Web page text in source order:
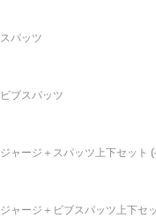
スパッツ
ビブスパッツ
ジャージ＋スパッツ上下セット
ジャージ＋ビブスパッツ上下セ